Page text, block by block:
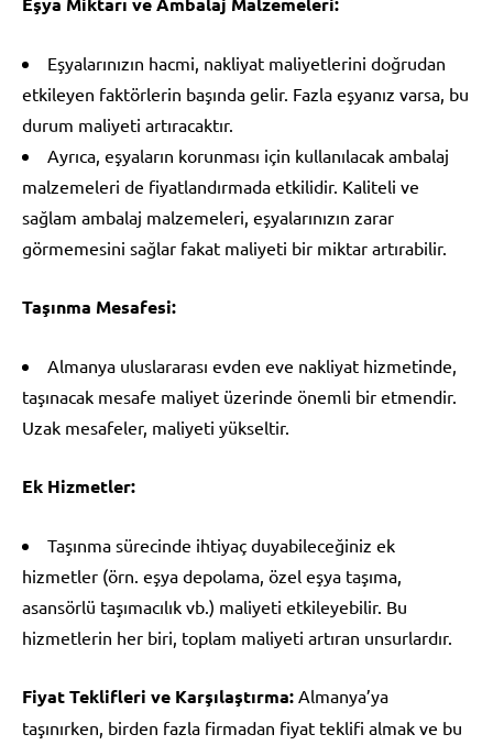
Eşyalarınızın hacmi, nakliyat maliyetlerini doğrudan
etkileyen faktörlerin başında gelir. Fazla eşyanız varsa, bu
durum maliyeti artıracaktır.
Ayrıca, eşyaların korunması için kullanılacak ambalaj
malzemeleri de fiyatlandırmada etkilidir. Kaliteli ve
sağlam ambalaj malzemeleri, eşyalarınızın zarar
görmemesini sağlar fakat maliyeti bir miktar artırabilir.
Taşınma Mesafesi:
Almanya uluslararası evden eve nakliyat hizmetinde,
taşınacak mesafe maliyet üzerinde önemli bir etmendir.
Uzak mesafeler, maliyeti yükseltir.
Ek Hizmetler:
Taşınma sürecinde ihtiyaç duyabileceğiniz ek
hizmetler (örn. eşya depolama, özel eşya taşıma,
asansörlü taşımacılık vb.) maliyeti etkileyebilir. Bu
hizmetlerin her biri, toplam maliyeti artıran unsurlardır.
Fiyat Teklifleri ve Karşılaştırma: Almanya’ya
taşınırken, birden fazla firmadan fiyat teklifi almak ve bu